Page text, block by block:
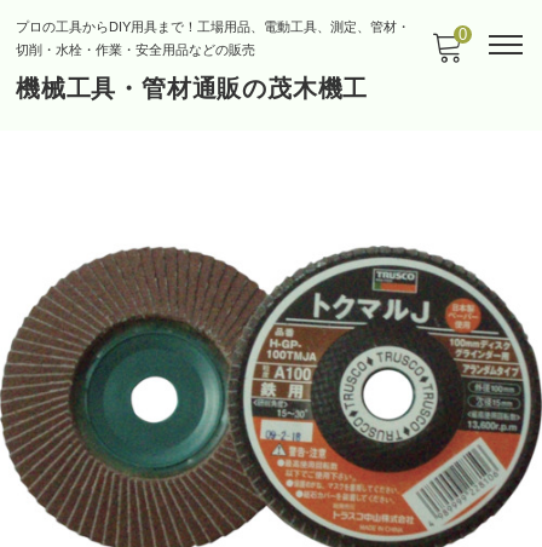
プロの工具からDIY用具まで！工場用品、電動工具、測定、管材・
切削・水栓・作業・安全用品などの販売
機械工具・管材通販の茂木機工
0